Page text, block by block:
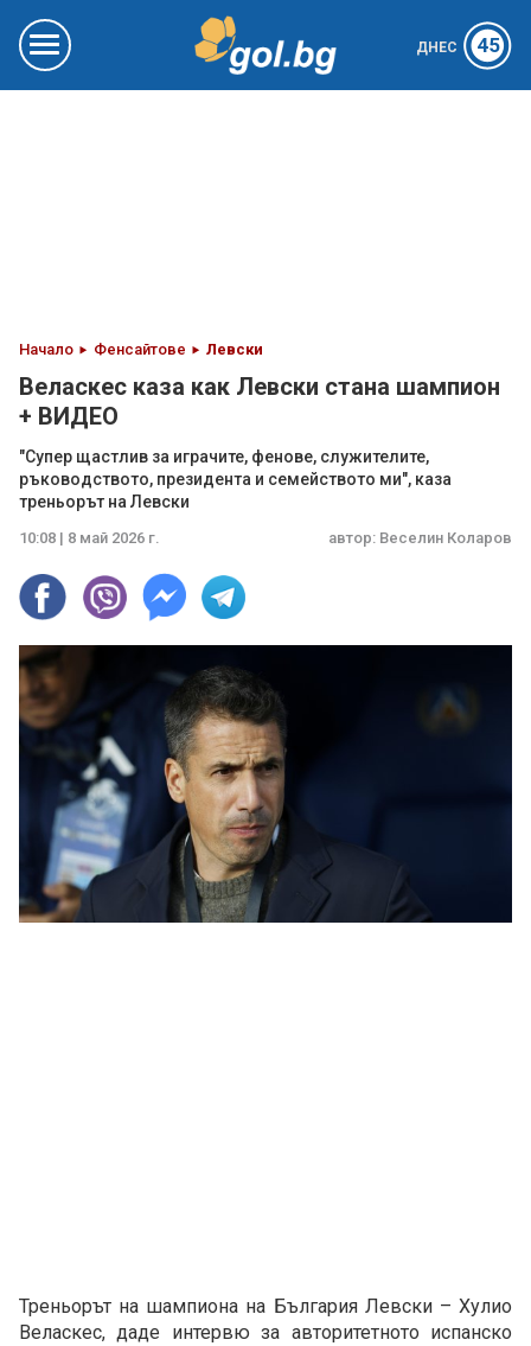
ДНЕС 45
Начало Фенсайтове Левски
Веласкес каза как Левски стана шампион
+ ВИДЕО
"Супер щастлив за играчите, фенове, служителите,
ръководството, президента и семейството ми", каза
треньорът на Левски
10:08 | 8 май 2026 г. автор: Веселин Коларов
Треньорът на шампиона на България Левски – Хулио
Веласкес, даде интервю за авторитетното испанско